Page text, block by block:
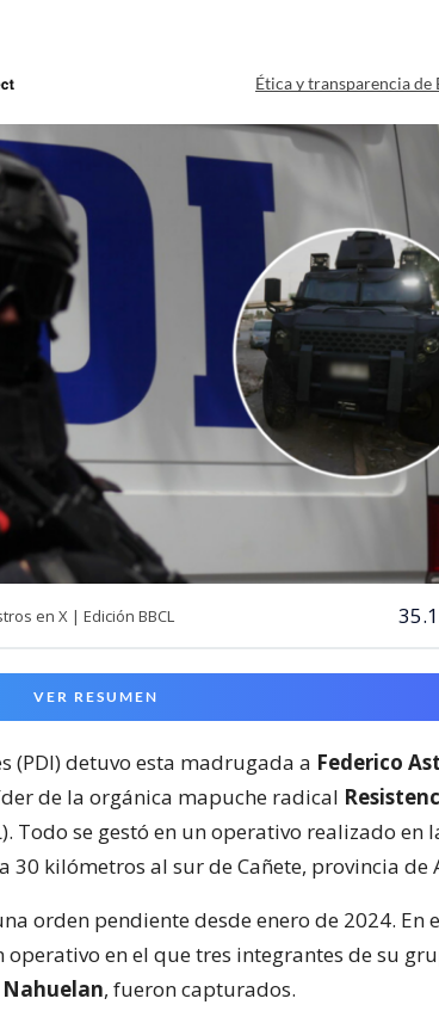
Ética y transparencia
en X | Edición BBCL
VER RESUMEN
(PDI) detuvo esta madrugada a Federico
de la orgánica mapuche radical
Todo se gestó en un operativo realizado en
30 kilómetros al sur de Cañete, provincia de
orden pendiente desde enero de 2024. En
en el que tres integrantes de su
, fueron capturados.